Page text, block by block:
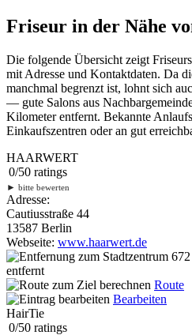
Friseur in der Nähe
Die folgende Übersicht zeigt
mit Adresse und Kontaktdaten. Da
manchmal begrenzt ist, lohnt sich
— gute Salons aus
Kilometer entfernt. Bekannte
Einkaufszentren oder an gut
HAARWERT
0/50 ratings
► bitte bewerten
Adresse:
Cautiusstraße 44
13587 Berlin
Webseite: www.haarwert.de
entfernt
Route
Bearbeiten
HairTie
0/50 ratings